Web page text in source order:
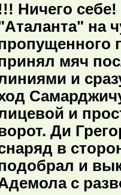
Ничего
на
мяч
и
и
Ди
в
и
с